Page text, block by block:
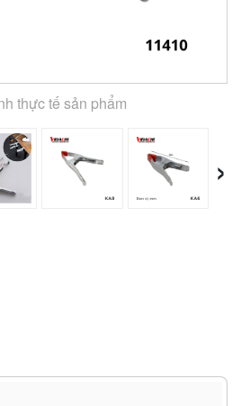
thực tế sản phẩm
›